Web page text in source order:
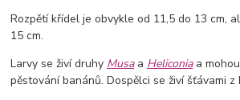
Rozpětí křídel je obvykle od 11,5 do 13 cm,
15 cm.
Larvy se živí druhy Musaa Heliconiaa
pěstování banánů. Dospělci se živí šťávami z